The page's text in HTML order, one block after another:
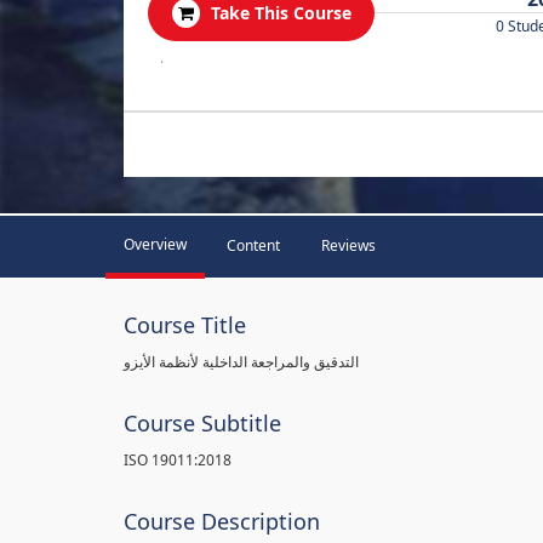
Take This Course
0
.
Overview Content Reviews
Course Title
التدقيق والمراجعة الداخلية لأنظمة الأيزو
Course Subtitle
ISO 19011:2018
Course Description